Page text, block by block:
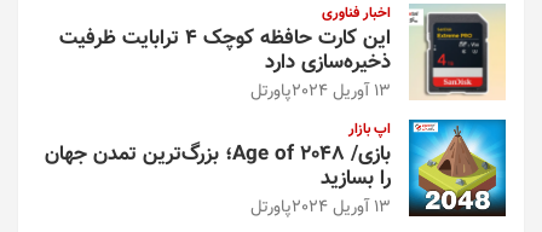
اخبار فناوری
این کارت حافظه کوچک ۴ ترابایت ظرفیت
ذخیره‌سازی دارد
13 آوریل 2024 پاورتل
اپ بازار
بازی/ Age of 2048؛ بزرگ‌ترین تمدن جهان
را بسازید
13 آوریل 2024 پاورتل